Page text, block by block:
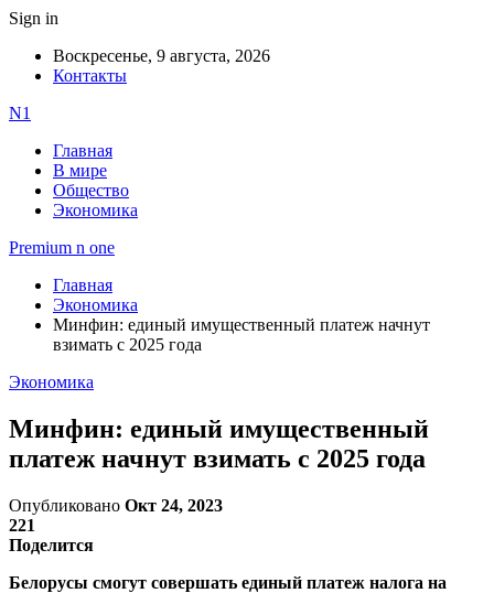
Sign in
Воскресенье, 9 августа, 2026
Контакты
N1
Главная
В мире
Общество
Экономика
Premium n one
Главная
Экономика
Минфин: единый имущественный платеж начнут
взимать с 2025 года
Экономика
Минфин: единый имущественный
платеж начнут взимать с 2025 года
Опубликовано Окт 24, 2023
221
Поделится
Белорусы смогут совершать единый платеж налога на